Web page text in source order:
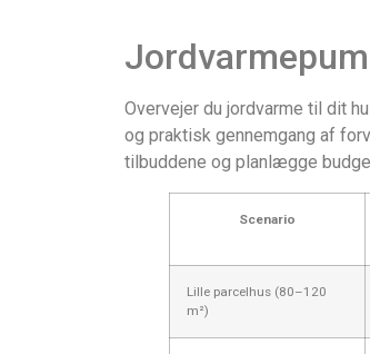
Overvejer du jordvarme til dit
og praktisk gennemgang af
tilbuddene og planlægge
Scenario
Lille parcelhus (80–120
m²)